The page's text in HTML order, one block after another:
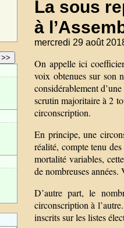
La sous
à
mercredi 29 août
On appelle ici
voix obtenues sur son
considérablement
scrutin majoritaire à 2
circonscription.
En principe, une
réalité, compte tenu
mortalité variables,
de nombreuses années.
D’autre part, le
circonscription à
inscrits sur les listes